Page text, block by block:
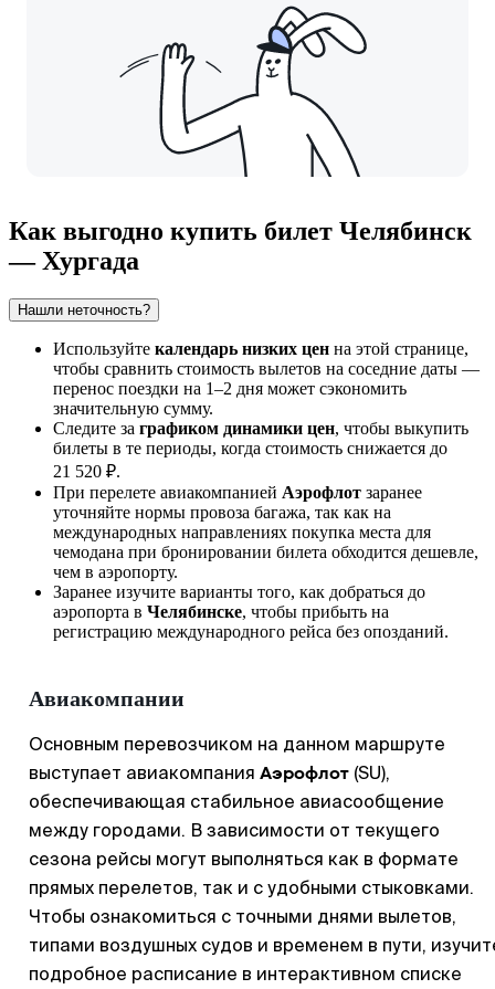
Как выгодно купить билет Челябинск
— Хургада
Нашли неточность?
Используйте календарь низких цен на этой странице,
чтобы сравнить стоимость вылетов на соседние даты —
перенос поездки на 1–2 дня может сэкономить
значительную сумму.
Следите за графиком динамики цен, чтобы выкупить
билеты в те периоды, когда стоимость снижается до
21 520 ₽.
При перелете авиакомпанией Аэрофлот заранее
уточняйте нормы провоза багажа, так как на
международных направлениях покупка места для
чемодана при бронировании билета обходится дешевле,
чем в аэропорту.
Заранее изучите варианты того, как добраться до
аэропорта в Челябинске, чтобы прибыть на
регистрацию международного рейса без опозданий.
Авиакомпании
Основным перевозчиком на данном маршруте
выступает авиакомпания Аэрофлот (SU),
обеспечивающая стабильное авиасообщение
между городами. В зависимости от текущего
сезона рейсы могут выполняться как в формате
прямых перелетов, так и с удобными стыковками.
Чтобы ознакомиться с точными днями вылетов,
типами воздушных судов и временем в пути,
подробное расписание в интерактивном списке